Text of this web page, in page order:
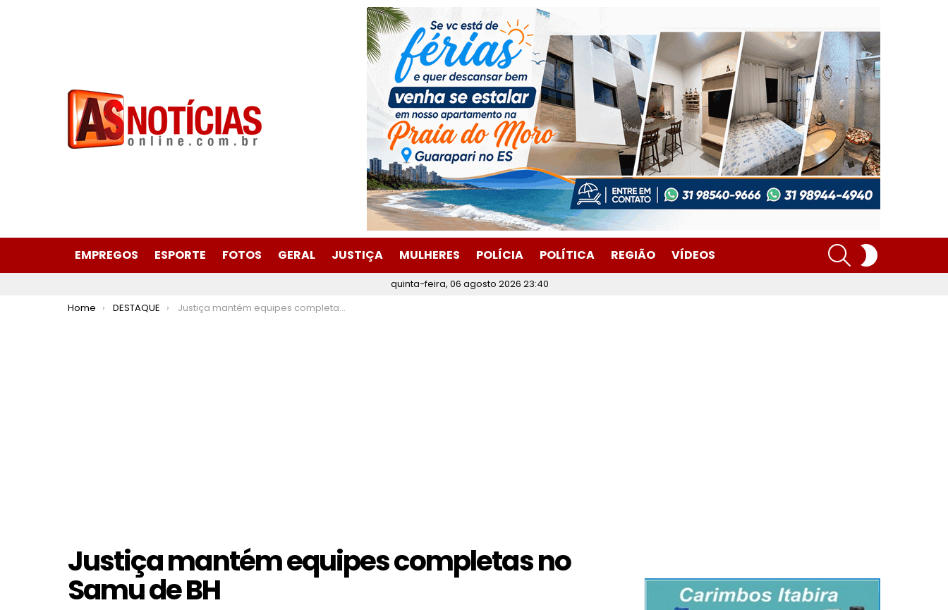
EMPREGOS ESPORTE FOTOS GERAL JUSTIÇA MULHERES POLÍCIA POLÍTICA REGIÃO VÍDEOS
SEARCH
quinta-feira, 06 agosto 2026 23:40
You are here:
Home DESTAQUE Justiça mantém equipes completas no Samu de BH
Justiça mantém equipes completas no
Samu de BH